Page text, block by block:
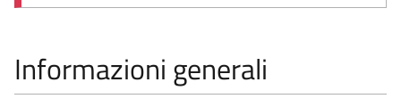
Informazioni generali